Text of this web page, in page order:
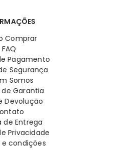
Comprar
FAQ
Pagamento
Segurança
Somos
Garantia
Devolução
de Entrega
Privacidade
condições